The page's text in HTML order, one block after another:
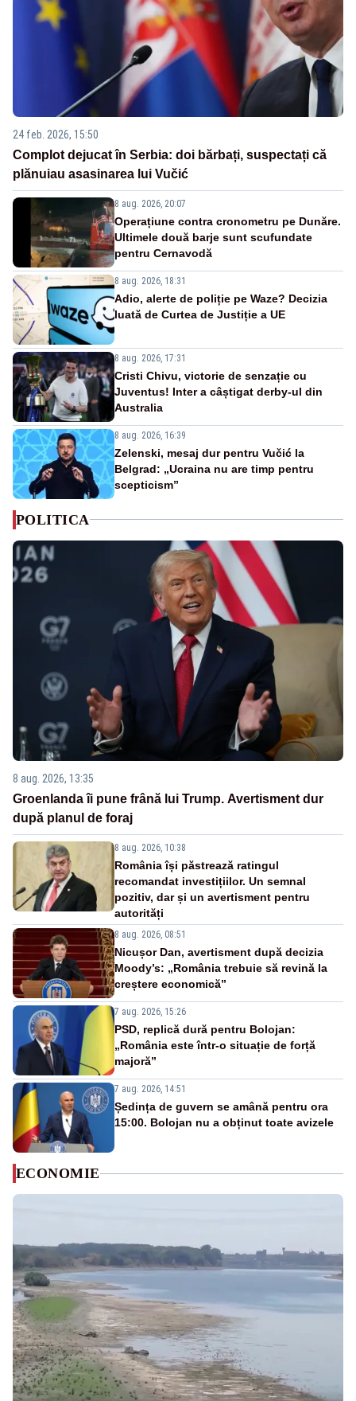
24 feb. 2026, 15:50
Complot dejucat în Serbia: doi bărbați, suspectați că
plănuiau asasinarea lui Vučić
8 aug. 2026, 20:07
Operațiune contra cronometru pe Dunăre.
Ultimele două barje sunt scufundate
pentru Cernavodă
8 aug. 2026, 18:31
Adio, alerte de poliție pe Waze? Decizia
luată de Curtea de Justiție a UE
8 aug. 2026, 17:31
Cristi Chivu, victorie de senzație cu
Juventus! Inter a câștigat derby-ul din
Australia
8 aug. 2026, 16:39
Zelenski, mesaj dur pentru Vučić la
Belgrad: „Ucraina nu are timp pentru
scepticism”
POLITICA
8 aug. 2026, 13:35
Groenlanda îi pune frână lui Trump. Avertisment dur
după planul de foraj
8 aug. 2026, 10:38
România își păstrează ratingul
recomandat investițiilor. Un semnal
pozitiv, dar și un avertisment pentru
autorități
8 aug. 2026, 08:51
Nicușor Dan, avertisment după decizia
Moody’s: „România trebuie să revină la
creștere economică”
7 aug. 2026, 15:26
PSD, replică dură pentru Bolojan:
„România este într-o situație de forță
majoră”
7 aug. 2026, 14:51
Ședința de guvern se amână pentru ora
15:00. Bolojan nu a obținut toate avizele
ECONOMIE